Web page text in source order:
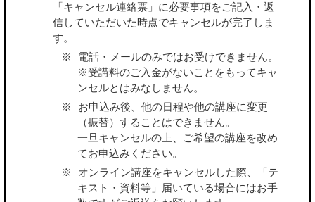
「キャンセル連絡票」に必要事項をご記入・返
信していただいた時点でキャンセルが完了しま
す。
電話・メールのみではお受けできません。
※受講料のご入金がないことをもってキャ
ンセルとはみなしません。
お申込み後、他の日程や他の講座に変更
（振替）することはできません。
一旦キャンセルの上、ご希望の講座を改め
てお申込みください。
オンライン講座をキャンセルした際、「テ
キスト・資料等」届いている場合にはお手